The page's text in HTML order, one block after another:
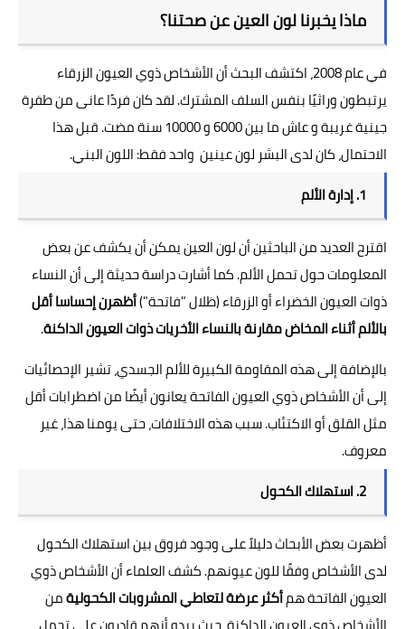
ماذا يخبرنا لون العين عن صحتنا؟
في عام 2008، اكتشف البحث أن الأشخاص ذوي العيون الزرقاء
يرتبطون وراثيًا بنفس السلف المشترك. لقد كان فردًا عانى من طفرة
جينية غريبة و عاش ما بين 6000 و 10000 سنة مضت. قبل هذا
الاحتمال، كان لدى البشر لون عينين واحد فقط: اللون البني.
1. إدارة الألم
اقترح العديد من الباحثين أن لون العين يمكن أن يكشف عن بعض
المعلومات حول تحمل الألم. كما أشارت دراسة حديثة إلى أن النساء
ذوات العيون الخضراء أو الزرقاء (ظلال "فاتحة")أظهرن إحساسا أقل
بالألم أثناء المخاض مقارنة بالنساء الأخريات ذوات العيون الداكنة.
بالإضافة إلى هذه المقاومة الكبيرة للألم الجسدي، تشير الإحصائيات
إلى أن الأشخاص ذوي العيون الفاتحة يعانون أيضًا من اضطرابات أقل
مثل القلق أو الاكتئاب. سبب هذه الاختلافات، حتى يومنا هذا، غير
معروف.
2. استهلاك الكحول
أظهرت بعض الأبحاث دليلاً على وجود فروق بين استهلاك الكحول
لدى الأشخاص وفقًا للون عيونهم. كشف العلماء أن الأشخاص ذوي
العيون الفاتحة همأكثر عرضة لتعاطي المشروبات الكحوليةمن